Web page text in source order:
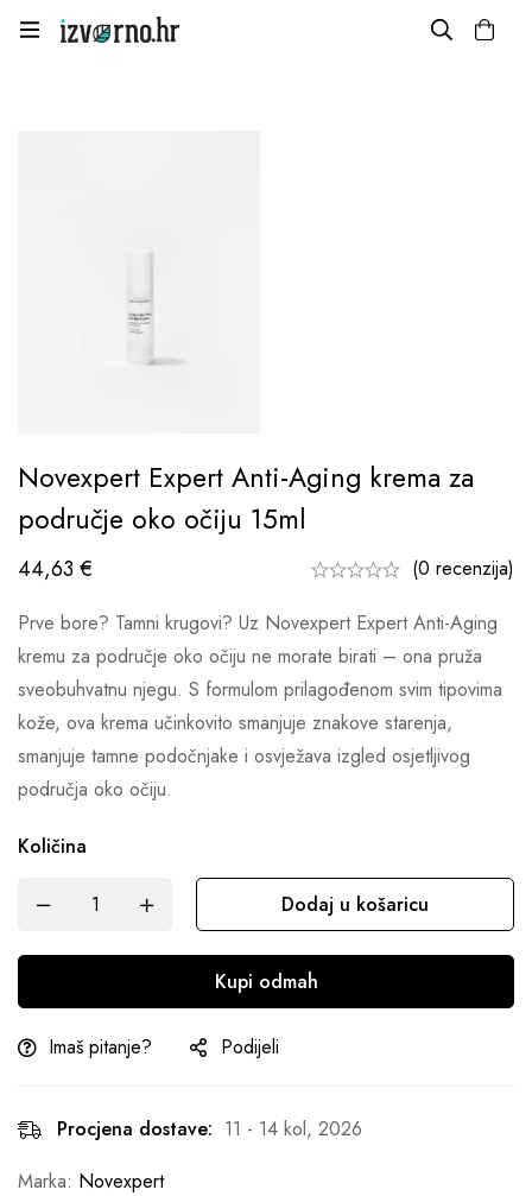
Novexpert Expert Anti-Aging krema za
područje oko očiju 15ml
44,63 €
(0 recenzija)
Prve bore? Tamni krugovi? Uz Novexpert Expert Anti-Aging
kremu za područje oko očiju ne morate birati – ona pruža
sveobuhvatnu njegu. S formulom prilagođenom svim tipovima
kože, ova krema učinkovito smanjuje znakove starenja,
smanjuje tamne podočnjake i osvježava izgled osjetljivog
područja oko očiju.
Količina
Dodaj u košaricu
Kupi odmah
Imaš pitanje? Podijeli
Procjena dostave: 11 - 14 kol, 2026
Marka: Novexpert